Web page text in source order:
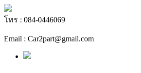
โทร : 084-0446069
Email : Car2part@gmail.com